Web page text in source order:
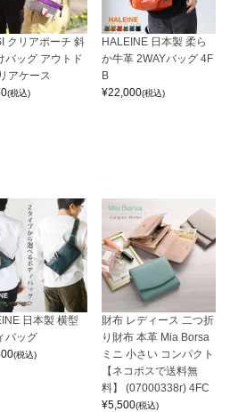
クリアポーチ 斜
バッグ アウトド
アケース
(税込)
HALEINE 日本製 柔ら
か牛革 2WAYバッグ 4F
B
¥22,000(税込)
日本製 横型
バッグ
(税込)
財布 レディース 二つ折
り財布 本革 Mia Borsa
ミニ 小さい コンパクト
【ネコポスで送料無
料】 (07000338r) 4FC
¥5,500(税込)